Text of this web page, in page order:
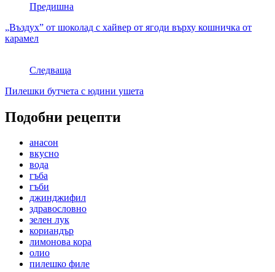
Предишна
„Въздух” от шоколад с хайвер от ягоди върху кошничка от
карамел
Следваща
Пилешки бутчета с юдини ушета
Подобни рецепти
анасон
вкусно
вода
гъба
гъби
джинджифил
здравословно
зелен лук
кориандър
лимонова кора
олио
пилешко филе